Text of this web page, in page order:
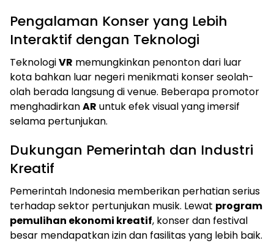
Pengalaman Konser yang Lebih
Interaktif dengan Teknologi
TeknologiVR memungkinkan penonton dari luar
kota bahkan luar negeri menikmati konser seolah-
olah berada langsung di venue. Beberapa promotor
menghadirkanAR untuk efek visual yang imersif
selama pertunjukan.
Dukungan Pemerintah dan Industri
Kreatif
Pemerintah Indonesia memberikan perhatian serius
terhadap sektor pertunjukan musik. Lewat program
pemulihan ekonomi kreatif, konser dan festival
besar mendapatkan izin dan fasilitas yang lebih baik.